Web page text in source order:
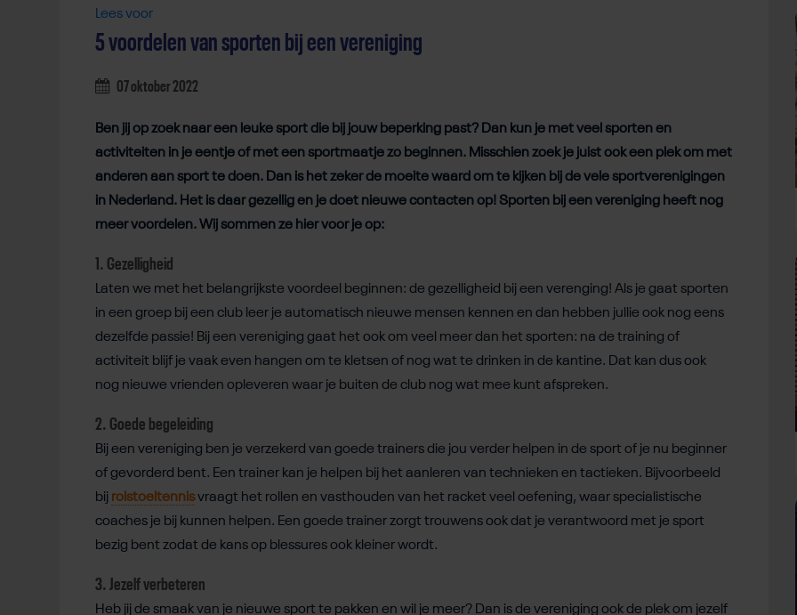
Lees voor
5 voordelen van sporten bij een vereniging
07 oktober 2022
Ben jij op zoek naar een leuke sport die bij jouw beperking past? Dan kun je met veel sporten en
activiteiten in je eentje of met een sportmaatje zo beginnen. Misschien zoek je juist ook een plek om met
anderen aan sport te doen. Dan is het zeker de moeite waard om te kijken bij de vele sportverenigingen
in Nederland. Het is daar gezellig en je doet nieuwe contacten op! Sporten bij een vereniging heeft nog
meer voordelen. Wij sommen ze hier voor je op:
1. Gezelligheid
Laten we met het belangrijkste voordeel beginnen: de gezelligheid bij een verenging! Als je gaat sporten
in een groep bij een club leer je automatisch nieuwe mensen kennen en dan hebben jullie ook nog eens
dezelfde passie! Bij een vereniging gaat het ook om veel meer dan het sporten: na de training of
activiteit blijf je vaak even hangen om te kletsen of nog wat te drinken in de kantine. Dat kan dus ook
nog nieuwe vrienden opleveren waar je buiten de club nog wat mee kunt afspreken.
2. Goede begeleiding
Bij een vereniging ben je verzekerd van goede trainers die jou verder helpen in de sport of je nu beginner
of gevorderd bent. Een trainer kan je helpen bij het aanleren van technieken en tactieken. Bijvoorbeeld
bij rolstoeltennisvraagt het rollen en vasthouden van het racket veel oefening, waar specialistische
coaches je bij kunnen helpen. Een goede trainer zorgt trouwens ook dat je verantwoord met je sport
bezig bent zodat de kans op blessures ook kleiner wordt.
3. Jezelf verbeteren
Heb jij de smaak van je nieuwe sport te pakken en wil je meer? Dan is de vereniging ook de plek om jezelf